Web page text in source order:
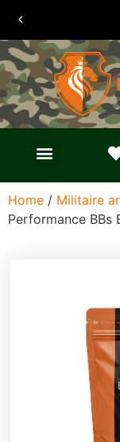
30 dagen
retouren
Home / Militaire
Performance BBs